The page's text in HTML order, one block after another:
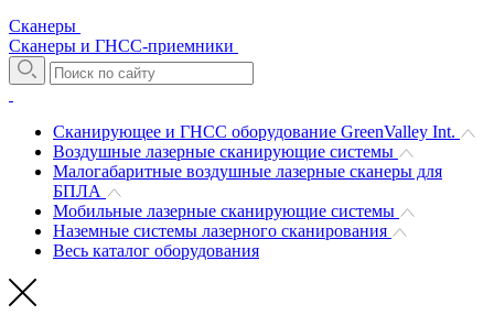
Сканеры
Сканеры и ГНСС-приемники
Сканирующее и ГНСС оборудование GreenValley Int.
Воздушные лазерные сканирующие системы
Малогабаритные воздушные лазерные сканеры для
БПЛА
Мобильные лазерные сканирующие системы
Наземные системы лазерного сканирования
Весь каталог оборудования